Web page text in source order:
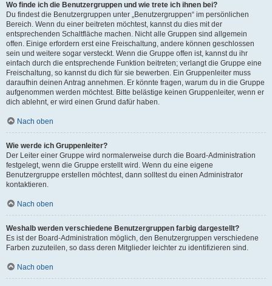
Wo finde ich die Benutzergruppen und wie trete ich ihnen bei?
Du findest die Benutzergruppen unter „Benutzergruppen“ im persönlichen
Bereich. Wenn du einer beitreten möchtest, kannst du dies mit der
entsprechenden Schaltfläche machen. Nicht alle Gruppen sind allgemein
offen. Einige erfordern erst eine Freischaltung, andere können geschlossen
sein und weitere sogar versteckt. Wenn die Gruppe offen ist, kannst du ihr
einfach durch die entsprechende Funktion beitreten; verlangt die Gruppe eine
Freischaltung, so kannst du dich für sie bewerben. Ein Gruppenleiter muss
daraufhin deinen Antrag annehmen. Er könnte fragen, warum du in die Gruppe
aufgenommen werden möchtest. Bitte belästige keinen Gruppenleiter, wenn er
dich ablehnt, er wird einen Grund dafür haben.
Nach oben
Wie werde ich Gruppenleiter?
Der Leiter einer Gruppe wird normalerweise durch die Board-Administration
festgelegt, wenn die Gruppe erstellt wird. Wenn du eine eigene
Benutzergruppe erstellen möchtest, dann solltest du einen Administrator
kontaktieren.
Nach oben
Weshalb werden verschiedene Benutzergruppen farbig dargestellt?
Es ist der Board-Administration möglich, den Benutzergruppen verschiedene
Farben zuzuteilen, so dass deren Mitglieder leichter zu identifizieren sind.
Nach oben